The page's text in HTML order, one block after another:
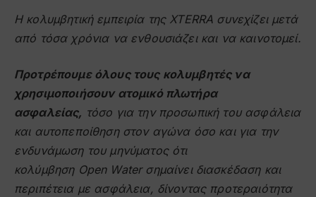
Η κολυμβητική εμπειρία της XTERRA συνεχίζει μετά
από τόσα χρόνια να ενθουσιάζει και να καινοτομεί.
Προτρέπουμε όλους τους κολυμβητές να
χρησιμοποιήσουν ατομικό πλωτήρα
ασφαλείας, τόσο για την προσωπική του ασφάλεια
και αυτοπεποίθηση στον αγώνα όσο και για την
ενδυνάμωση του μηνύματος ότι
κολύμβηση Open Waterσημαίνει διασκέδαση και
περιπέτεια με ασφάλεια, δίνοντας προτεραιότητα